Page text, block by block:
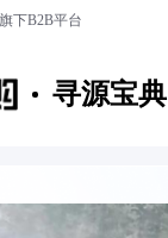
下B2B平台
寻源宝典